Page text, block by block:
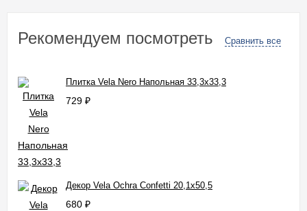
Рекомендуем посмотреть Сравнить все
Плитка Vela Nero Напольная 33,3x33,3
729 ₽
Декор Vela Ochra Confetti 20,1x50,5
680 ₽